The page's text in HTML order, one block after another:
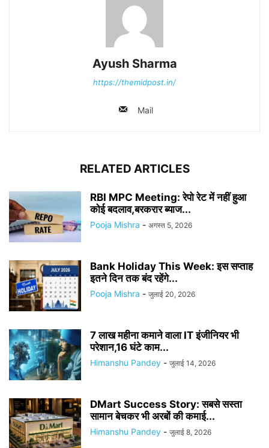
Ayush Sharma
https://themidpost.in/
Mail
RELATED ARTICLES
RBI MPC Meeting: रेपो रेट में नहीं हुआ
कोई बदलाव,बरकरार ब्याज...
Pooja Mishra - अगस्त 5, 2026
Bank Holiday This Week: इस सप्ताह
इतने दिन तक बंद रहेंगे...
Pooja Mishra - जुलाई 20, 2026
7 लाख महीना कमाने वाला IT इंजीनियर भी
परेशान,16 घंटे काम...
Himanshu Pandey - जुलाई 14, 2026
DMart Success Story: सबसे सस्ता
सामान बेचकर भी अरबों की कमाई...
Himanshu Pandey - जुलाई 8, 2026